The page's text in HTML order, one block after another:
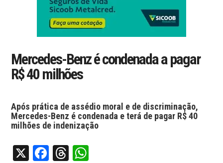
Mercedes-Benz é condenada a pagar
R$ 40 milhões
Após prática de assédio moral e de discriminação,
Mercedes-Benz é condenada e terá de pagar R$ 40
milhões de indenização
X Facebook
Threads